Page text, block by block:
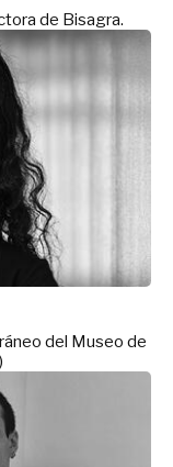
de Bisagra.
del Museo de